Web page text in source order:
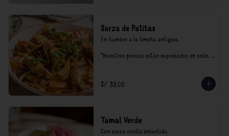
Sarza de Patitas
En fiambre a la limeña antigua.
*Nuestros precios están expresados en soles e
S/ 39.00
Tamal Verde
Con sarza criolla encurtida.